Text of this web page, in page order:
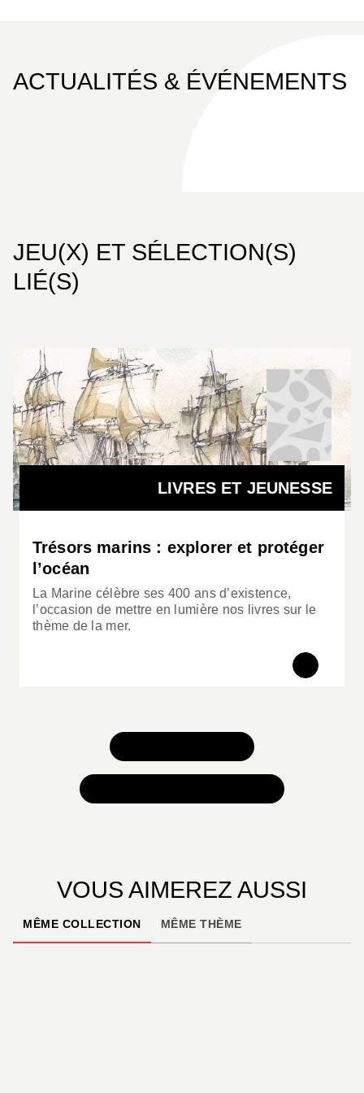
ACTUALITÉS & ÉVÉNEMENTS
JEU(X) ET SÉLECTION(S)
LIÉ(S)
LIVRES ET JEUNESSE
Trésors marins : explorer et protéger
l’océan
La Marine célèbre ses 400 ans d’existence,
l’occasion de mettre en lumière nos livres sur le
thème de la mer.
VOUS AIMEREZ AUSSI
MÊME COLLECTION MÊME THÈME